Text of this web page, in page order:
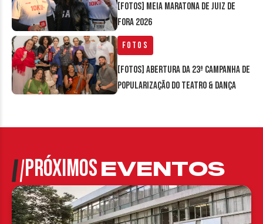
[FOTOS] Meia Maratona de Juiz de
Fora 2026
Fotos
[FOTOS] Abertura da 23ª Campanha de
Popularização do Teatro & Dança
PRÓXIMOSEVENTOS